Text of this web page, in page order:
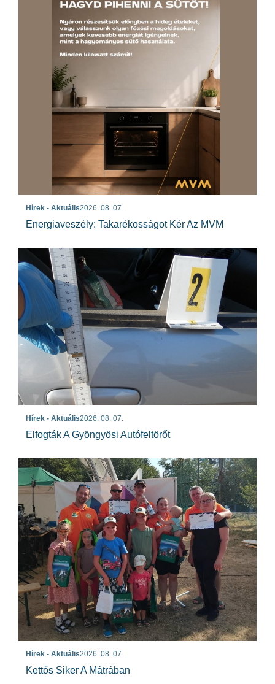
Hírek - Aktuális2026. 08. 07.
Energiaveszély: Takarékosságot Kér Az MVM
Hírek - Aktuális2026. 08. 07.
Elfogták A Gyöngyösi Autófeltörőt
Hírek - Aktuális2026. 08. 07.
Kettős Siker A Mátrában